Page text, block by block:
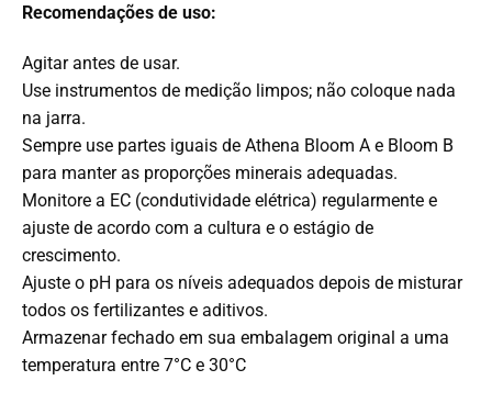
Recomendações de uso:
Agitar antes de usar.
Use instrumentos de medição limpos; não coloque nada
na jarra.
Sempre use partes iguais de Athena Bloom A e Bloom B
para manter as proporções minerais adequadas.
Monitore a EC (condutividade elétrica) regularmente e
ajuste de acordo com a cultura e o estágio de
crescimento.
Ajuste o pH para os níveis adequados depois de misturar
todos os fertilizantes e aditivos.
Armazenar fechado em sua embalagem original a uma
temperatura entre 7°C e 30°C